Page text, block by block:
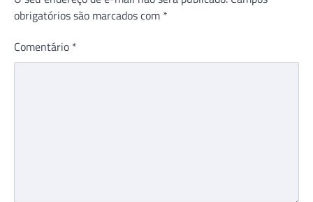
obrigatórios são marcados com *
Comentário *